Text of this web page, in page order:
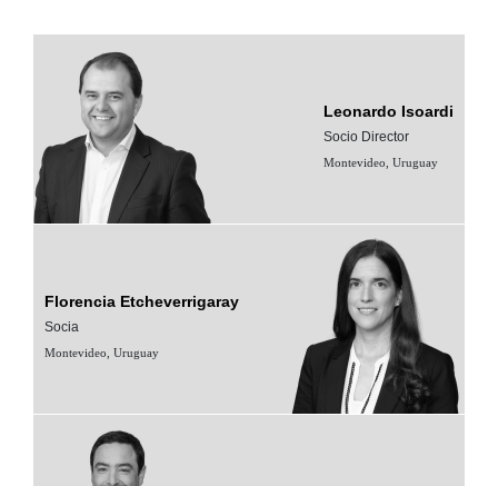
Leonardo Isoardi
Socio Director
Montevideo, Uruguay
Florencia Etcheverrigaray
Socia
Montevideo, Uruguay